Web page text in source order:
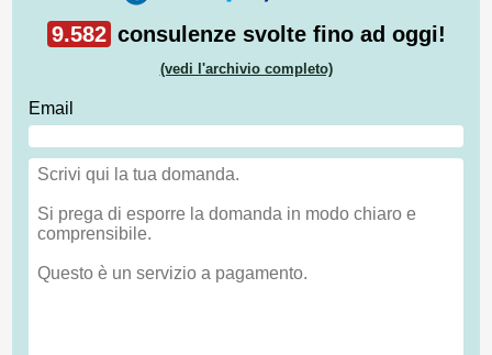
9.582 consulenze svolte fino ad oggi!
(vedi l'archivio completo)
Email